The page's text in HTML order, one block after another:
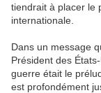
tiendrait à placer le
internationale.
Dans un message
Président des
guerre était le
est profondément